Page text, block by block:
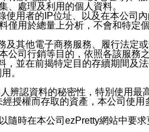
、處理及利用的個人資料。
用者的IP位址、以及在本公
用於總量上分析，不會和特定個
其他電子商務服務、履行法
司行銷等目的，依照各該服務
並在前揭特定目的存續期間及
。
辨認資料的秘密性，特別使用
授權而存取的資產，本公司使
時在本公司ezPretty網站中要求